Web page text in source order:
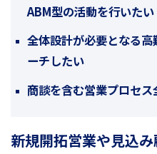
ABM型の活動を行いたい
全体設計が必要となる
ーチしたい
商談を含む営業プロセ
新規開拓営業や見込